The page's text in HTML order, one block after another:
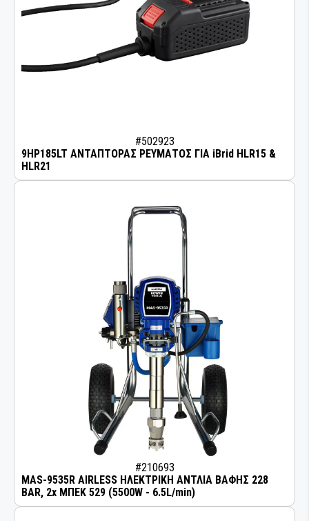
#502923
9HP185LT ΑΝΤΑΠΤΟΡΑΣ ΡΕΥΜΑΤΟΣ ΓΙΑ iBrid HLR15 &
HLR21
#210693
MAS-9535R AIRLESS ΗΛΕΚΤΡΙΚΗ ΑΝΤΛΙΑ ΒΑΦΗΣ 228
BAR, 2x ΜΠΕΚ 529 (5500W - 6.5L/min)